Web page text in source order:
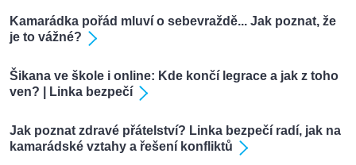
Kamarádka pořád mluví o sebevraždě... Jak poznat, že
je to vážné?
Šikana ve škole i online: Kde končí legrace a jak z toho
ven? | Linka bezpečí
Jak poznat zdravé přátelství? Linka bezpečí radí, jak na
kamarádské vztahy a řešení konfliktů